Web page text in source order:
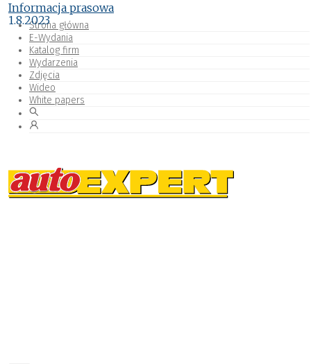
Strona główna
E-Wydania
Katalog firm
Wydarzenia
Zdjęcia
Wideo
White papers
Informacja prasowa
1.8.2023